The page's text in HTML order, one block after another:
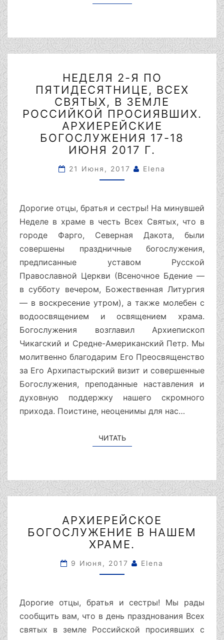
2-
Я
ПО
ПЯТИДЕСЯТНИЦЕ,
ВСЕХ
СВЯТЫХ,
В
ЗЕМЛЕ
РОССИЙКОЙ
ПРОСИЯВШИХ.
17-
18
ИЮНЯ
2017
Г.
НЕДЕЛЯ 2-Я ПО
ПЯТИДЕСЯТНИЦЕ, ВСЕХ
СВЯТЫХ, В ЗЕМЛЕ
РОССИЙКОЙ ПРОСИЯВШИХ.
АРХИЕРЕЙСКИЕ
БОГОСЛУЖЕНИЯ 17-18
ИЮНЯ 2017 Г.
21 Июня, 2017 Elena
Дорогие отцы, братья и сестры! На минувшей
Неделе в храме в честь Всех Святых, что в
городе Фарго, Северная Дакота, были
совершены праздничные богослужения,
предписанные уставом Русской
Православной Церкви (Всеночное Бдение —
в субботу вечером, Божественная Литургия
— в воскресение утром), а также молебен с
водоосвящением и освящением храма.
Богослужения возглавил Архиепископ
Чикагский и Средне-Американский Петр. Мы
молитвенно благодарим Его Преосвященство
за Его Архипастырский визит и совершенные
Богослужения, преподанные наставления и
духовную поддержку нашего скромного
прихода. Поистине, неоценимы для нас…
ЧИТАТЬЧИТАТЬ
БОГОСЛУЖЕНИЕ
В
НАШЕМ
АРХИЕРЕЙСКОЕ
БОГОСЛУЖЕНИЕ В НАШЕМ
ХРАМЕ.
9 Июня, 2017 Elena
Дорогие отцы, братья и сестры! Мы рады
сообщить вам, что в день празднования Всех
святых в земле Российской просиявших с